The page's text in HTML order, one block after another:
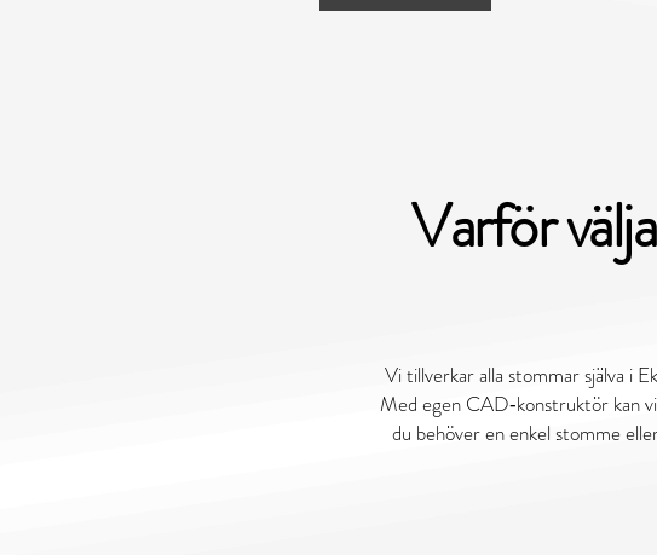
Varför
Vi tillverkar alla stommar själva i
Med egen CAD‑konstruktör kan
du behöver en enkel stomme